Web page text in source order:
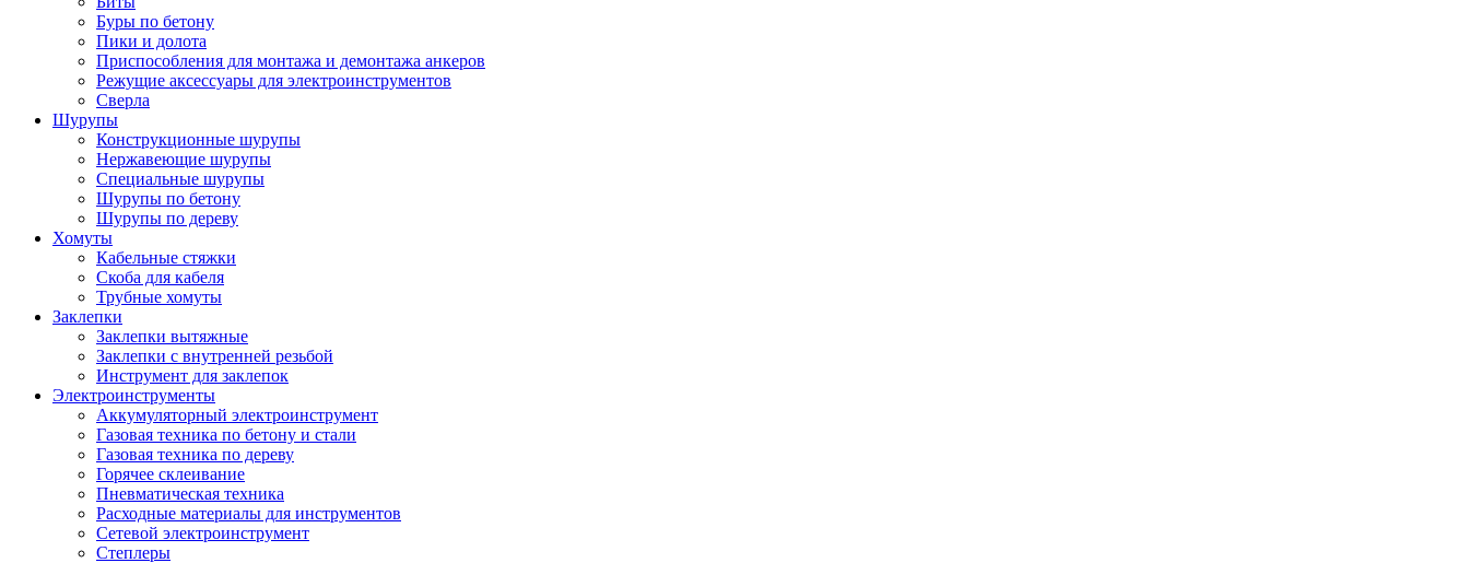
Буры по бетону
Пики и долота
Приспособления для монтажа и демонтажа анкеров
Режущие аксессуары для электроинструментов
Сверла
Шурупы
Конструкционные шурупы
Нержавеющие шурупы
Специальные шурупы
Шурупы по бетону
Шурупы по дереву
Хомуты
Кабельные стяжки
Скоба для кабеля
Трубные хомуты
Заклепки
Заклепки вытяжные
Заклепки с внутренней резьбой
Инструмент для заклепок
Электроинструменты
Аккумуляторный электроинструмент
Газовая техника по бетону и стали
Газовая техника по дереву
Горячее склеивание
Пневматическая техника
Расходные материалы для инструментов
Сетевой электроинструмент
Степлеры